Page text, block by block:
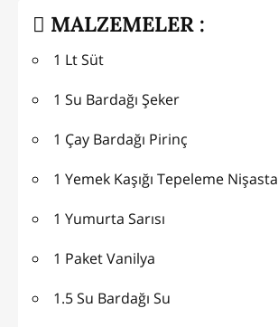
MALZEMELER :
1 Lt Süt
1 Su Bardağı Şeker
1 Çay Bardağı Pirinç
1 Yemek Kaşığı Tepeleme Nişasta
1 Yumurta Sarısı
1 Paket Vanilya
1.5 Su Bardağı Su